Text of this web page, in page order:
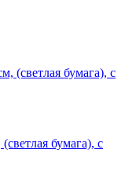
бумага), с